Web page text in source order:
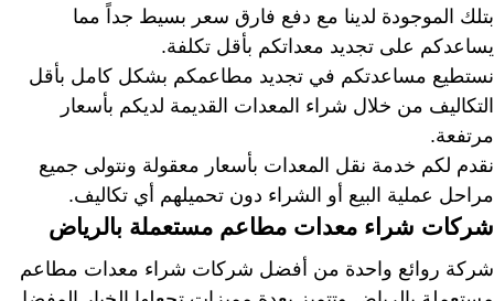
بتلك الموجودة لدينا مع دفع فارق سعر بسيط جداً مما
يساعدكم على تجديد معداتكم بأقل تكلفة.
نستطيع مساعدتكم في تجديد مطاعمكم بشكل كامل بأقل
التكاليف من خلال شراء المعدات القديمة لديكم بأسعار
مرتفعة.
نقدم لكم خدمة نقل المعدات بأسعار معقولة ونتولى جميع
مراحل عملية البيع أو الشراء دون تحميلهم أي تكاليف.
شركات شراء معدات مطاعم مستعملة بالرياض
شركة روائع واحدة من أفضل شركات شراء معدات مطاعم